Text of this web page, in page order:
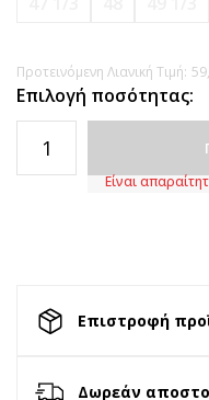
Προτεινόμενη Λιανική Τιμή:
Επιλογή ποσότητας:
Είναι
Επιστροφή
Δωρεάν